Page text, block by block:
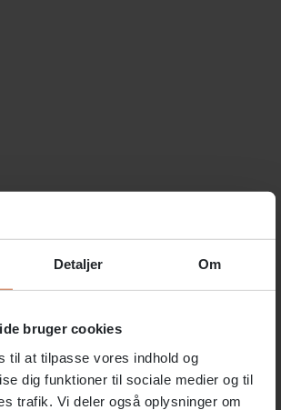
Detaljer Om
bruger cookies
til at tilpasse vores indhold og
dig funktioner til sociale medier og til
trafik. Vi deler også oplysninger om